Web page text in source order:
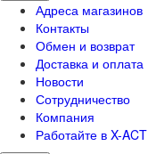
Адреса магазинов
Контакты
Обмен и возврат
Доставка и оплата
Новости
Сотрудничество
Компания
Работайте в X-ACT